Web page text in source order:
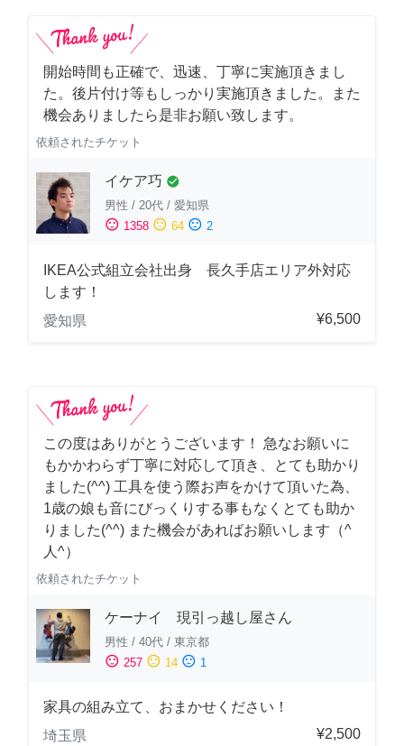
開始時間も正確で、迅速、丁寧に実施頂きまし
た。後片付け等もしっかり実施頂きました。また
機会ありましたら是非お願い致します。
依頼されたチケット
イケア巧 check_circle
男性 / 20代 / 愛知県
sentiment_satisfied 1358 sentiment_neutral 64 sentiment_dissatisfied 2
IKEA公式組立会社出身 長久手店エリア外対応
します！
愛知県
¥6,500
この度はありがとうございます！ 急なお願いに
もかかわらず丁寧に対応して頂き、とても助かり
ました(^^) 工具を使う際お声をかけて頂いた為、
1歳の娘も音にびっくりする事もなくとても助か
りました(^^) また機会があればお願いします（^
人^）
依頼されたチケット
ケーナイ 現引っ越し屋さん
男性 / 40代 / 東京都
sentiment_satisfied 257 sentiment_neutral 14 sentiment_dissatisfied 1
家具の組み立て、おまかせください！
埼玉県
¥2,500